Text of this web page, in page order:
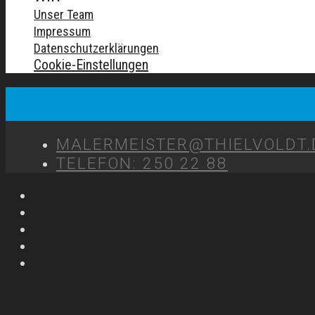
Unser Team
Impressum
Datenschutzerklärungen
Cookie-Einstellungen
TELEFON: 250 22 88